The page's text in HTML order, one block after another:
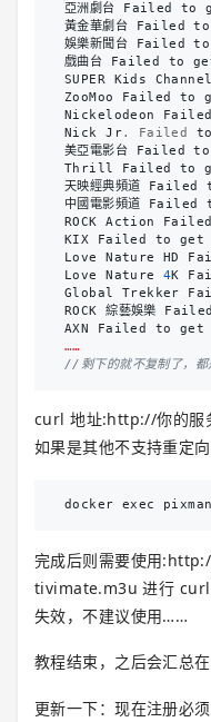
亞洲劇台
Failed to
黃金華劇台
Failed to
娛樂新聞台
Failed to
戲曲台
Failed to
SUPER
Kids Channel
ZooMoo
Failed to
Nickelodeon
Failed
Nick
Jr. Failed to
美亞電影台
Failed to
Thrill
Failed to
天映經典頻道
Failed
中國電影頻道
Failed
ROCK
Action Failed
KIX
Failed to get
Love
Nature HD
Love
Nature 4K
Global
Trekker
ROCK
綜藝娛樂 Failed
AXN
Failed to get
……
//剩下的就不复制了
curl 地址:http://你的服
如果是其他不支持重定
docker exec pixman
完成后则需要使用
tivimate.m3u 进行 curl
失效，不建议使用……
教程结束，之后会汇总
更新一下：现在注册必